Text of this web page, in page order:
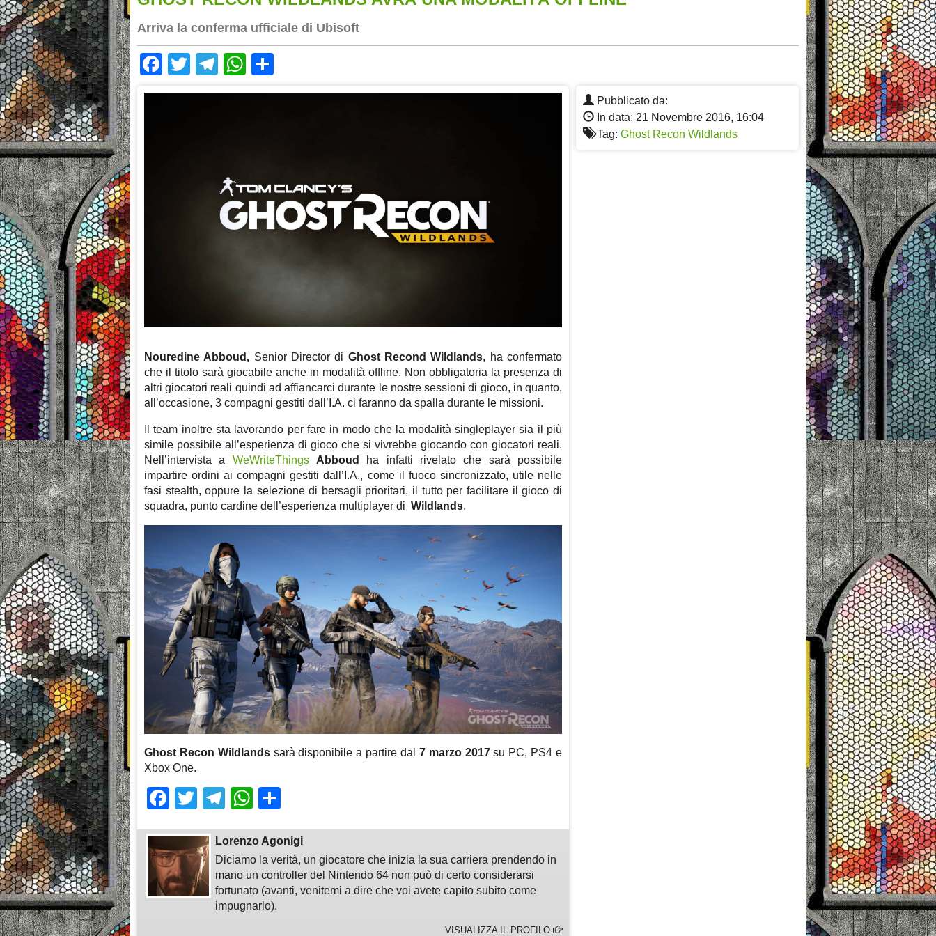
Arriva la conferma ufficiale di Ubisoft
Facebook
TwitterTelegram
WhatsApp
Pubblicato da:
In data: 21 Novembre 2016, 16:04
Tag: Ghost Recon Wildlands
Nouredine Abboud, Senior Director di Ghost Recond Wildlands, ha confermato
che il titolo sarà giocabile anche in modalità offline. Non obbligatoria la presenza di
altri giocatori reali quindi ad affiancarci durante le nostre sessioni di gioco, in quanto,
all’occasione, 3 compagni gestiti dall’I.A. ci faranno da spalla durante le missioni.
Il team inoltre sta lavorando per fare in modo che la modalità singleplayer sia il più
simile possibile all’esperienza di gioco che si vivrebbe giocando con giocatori reali.
Nell’intervista a WeWriteThings Abboud
ha infatti rivelato che sarà possibile
impartire ordini ai compagni gestiti dall’I.A., come il fuoco sincronizzato, utile nelle
fasi stealth, oppure la selezione di bersagli prioritari, il tutto per facilitare il gioco di
squadra, punto cardine dell’esperienza multiplayer di Wildlands.
Ghost Recon Wildlandssarà disponibile a partire dal 7 marzo 2017su PC, PS4 e
Xbox One.
Facebook
TwitterTelegram
WhatsApp
Lorenzo Agonigi
Diciamo la verità, un giocatore che inizia la sua carriera prendendo in
mano un controller del Nintendo 64 non può di certo considerarsi
fortunato (avanti, venitemi a dire che voi avete capito subito come
impugnarlo).
VISUALIZZA IL PROFILO